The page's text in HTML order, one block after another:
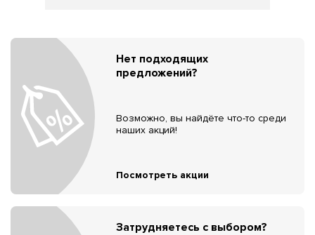
Нет подходящих
предложений?
Возможно, вы найдёте что-то среди
наших акций!
Посмотреть акции
Затрудняетесь с выбором?